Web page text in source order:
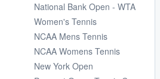
National Bank Open - WTA
Women's Tennis
NCAA Mens Tennis
NCAA Womens Tennis
New York Open